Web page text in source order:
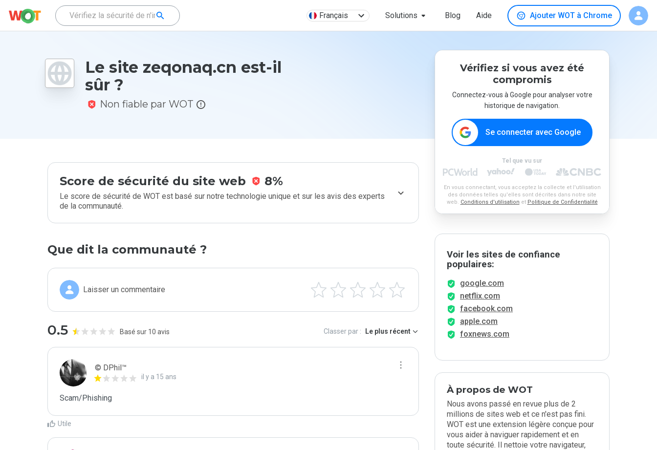
Français Solutions Blog Aide Ajouter WOT à Chrome
Le site zeqonaq.cn est-il
sûr ?
Non fiable par WOT
Score de sécurité du site web 8%
Le score de sécurité de WOT est basé sur notre technologie unique et sur les avis des experts
de la communauté.
Que dit la communauté ?
Laisser un commentaire
0.5 Basé sur 10 avis Classer par : Le plus récent
© DPhil™
il y a 15 ans
Scam/Phishing
Utile
Vérifiez si vous avez été
compromis
Connectez-vous à Google pour analyser votre
historique de navigation.
Se connecter avec Google
Tel que vu sur
En vous connectant, vous acceptez la collecte et l'utilisation
des données telles qu'elles sont décrites dans notre site
web. Conditions d'utilisation et Politique de Confidentialité
Voir les sites de confiance
populaires:
google.com
netflix.com
facebook.com
apple.com
foxnews.com
À propos de WOT
Nous avons passé en revue plus de 2
millions de sites web et ce n'est pas fini.
WOT est une extension légère conçue pour
vous aider à naviguer rapidement et en
toute sécurité. Il nettoie votre navigateur,